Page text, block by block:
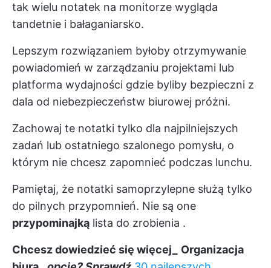
tak wielu notatek na monitorze wygląda
tandetnie i bałaganiarsko.
Lepszym rozwiązaniem byłoby otrzymywanie
powiadomień w zarządzaniu projektami lub
platforma wydajności gdzie byliby bezpieczni z
dala od niebezpieczeństw biurowej próżni.
Zachowaj te notatki tylko dla najpilniejszych
zadań lub ostatniego szalonego pomysłu, o
którym nie chcesz zapomnieć podczas lunchu.
Pamiętaj, że notatki samoprzylepne służą tylko
do pilnych przypomnień. Nie są one
przypominajką lista do zrobienia .
Chcesz dowiedzieć się więcej_
Organizacja